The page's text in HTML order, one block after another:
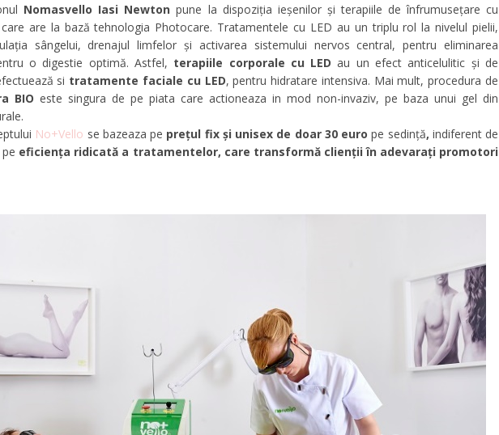
Nomasvello Iasi Newton pune la dispoziția ieșenilor și terapiile de înfrumusețare cu
care are la bază tehnologia Photocare. Tratamentele cu LED au un triplu rol la nivelul pielii,
sângelui, drenajul limfelor și activarea sistemului nervos central, pentru eliminarea
o digestie optimă. Astfel, terapiile corporale cu LED au un efect anticelulitic și de
si tratamente faciale cu LED, pentru hidratare intensiva. Mai mult, procedura de
BIO este singura de pe piata care actioneaza in mod non-invaziv, pe baza unui gel din
No+Vello se bazeaza pe prețul fix și unisex de doar 30 europe sedință, indiferent de
eficiența ridicată a tratamentelor, care transformă clienții în adevarați promotori